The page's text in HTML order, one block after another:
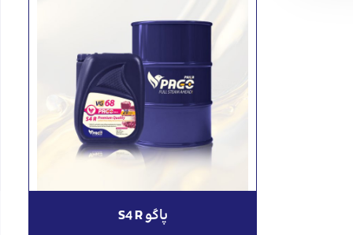
پاگو S4 R